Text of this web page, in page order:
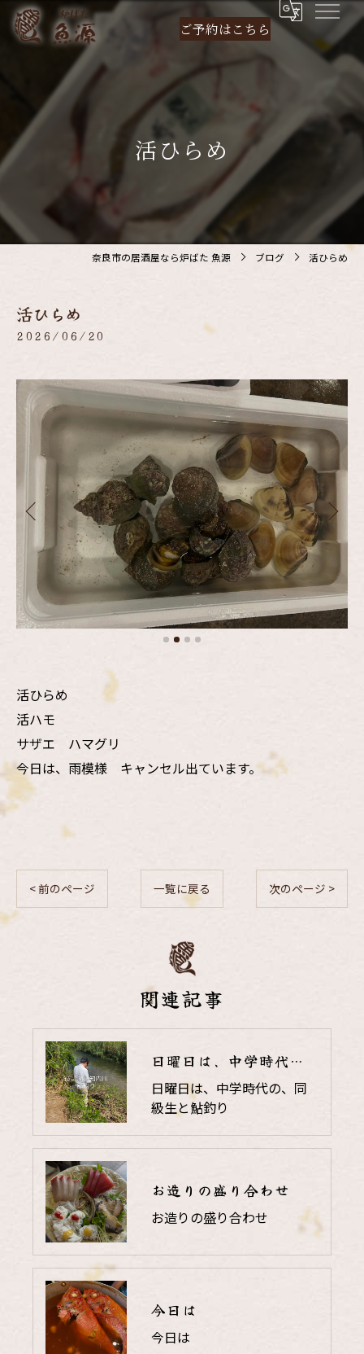
ご予約はこちら
活ひらめ
奈良市の居酒屋なら炉ばた 魚源 ブログ 活ひらめ
活ひらめ
2026/06/20
活ひらめ
活ハモ
サザエ ハマグリ
今日は、雨模様 キャンセル出ています。
< 前のページ 一覧に戻る 次のページ >
関連記事
日曜日は、中学時代の、同級生と鮎釣り
日曜日は、中学時代の、同
級生と鮎釣り
お造りの盛り合わせ
お造りの盛り合わせ
今日は
今日は